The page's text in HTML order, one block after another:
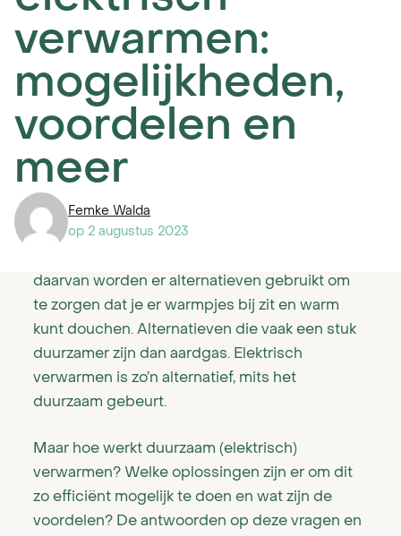
Smart home oplossingen en management
Het hybride systeem
Het all-electric systeem
Het PVT-systeem voor corporatiewoningen
Het PVT-systeem voor utiliteitsbouw
Bestaande bouw
Nieuwbouw
verwarmen:
mogelijkheden,
voordelen en
meer
Femke Walda
op 2 augustus 2023
Hoe kan ik mijn
nieuwbouwwoning en
tapwater zonder gas
verwarmen?
Bij de bouw van nieuwbouwwoningen wordt
daarvan worden er alternatieven gebruikt om
te zorgen dat je er warmpjes bij zit en warm
kunt douchen. Alternatieven die vaak een stuk
duurzamer zijn dan aardgas. Elektrisch
verwarmen is zo’n alternatief, mits het
duurzaam gebeurt.
Maar hoe werkt duurzaam (elektrisch)
verwarmen? Welke oplossingen zijn er om dit
zo efficiënt mogelijk te doen en wat zijn de
voordelen? De antwoorden op deze vragen en